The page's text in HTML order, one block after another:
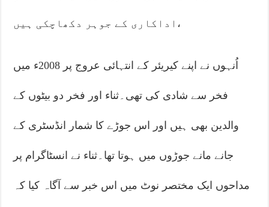
اداکاری کے جوہر دکھاچکی ہیں،
اُنہوں نے اپنے کیریئر کے انتہائی عروج پر 2008ء میں
فخر سے شادی کی تھی۔ثناء اور فخر دو بیٹوں کے
والدین بھی ہیں اور اس جوڑے کا شمار انڈسٹری کے
جانے مانے جوڑوں میں ہوتا تھا۔ثناء نے انسٹاگرام پر
مداحوں ایک مختصر نوٹ میں اس خبر سے آگاہ کیا کہ